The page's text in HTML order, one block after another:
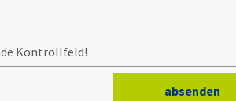
Kontrollfeld!